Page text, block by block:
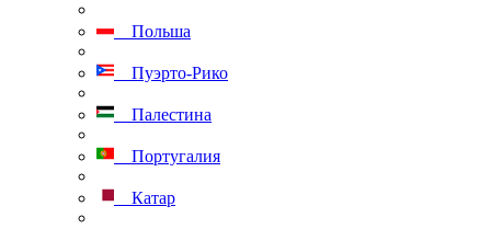
Польша
Пуэрто-Рико
Палестина
Португалия
Катар